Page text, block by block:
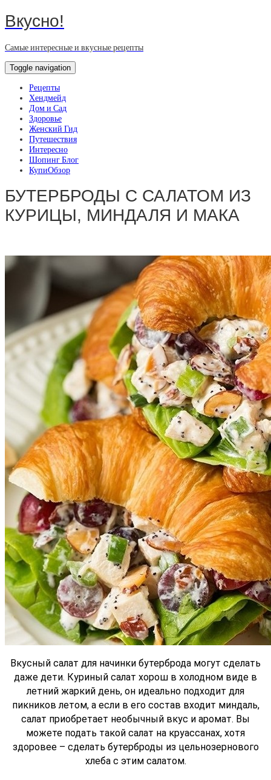
Вкусно!
Самые интересные и вкусные рецепты
Toggle navigation
Рецепты
Хендмейд
Дом и Сад
Здоровье
Женский Гид
Путешествия
Интересно
Шопинг Блог
КупиОбзор
БУТЕРБРОДЫ С САЛАТОМ ИЗ
КУРИЦЫ, МИНДАЛЯ И МАКА
Вкусный салат для начинки бутерброда могут сделать
даже дети. Куриный салат хорош в холодном виде в
летний жаркий день, он идеально подходит для
пикников летом, а если в его состав входит миндаль,
салат приобретает необычный вкус и аромат. Вы
можете подать такой салат на круассанах, хотя
здоровее – сделать бутерброды из цельнозернового
хлеба с этим салатом.